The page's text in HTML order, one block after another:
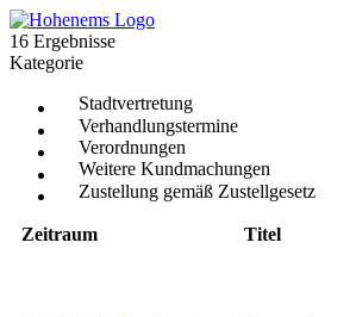
16 Ergebnisse
Kategorie
Stadtvertretung
Verhandlungstermine
Verordnungen
Weitere Kundmachungen
Zustellung gemäß Zustellgesetz
Zeitraum
Titel